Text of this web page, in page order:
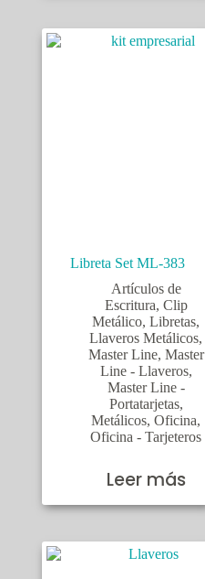
Libreta Set ML-383
Artículos de
Escritura, Clip
Metálico, Libretas,
Llaveros Metálicos,
Master Line, Master
Line - Llaveros,
Master Line -
Portatarjetas,
Metálicos, Oficina,
Oficina - Tarjeteros
Leer más